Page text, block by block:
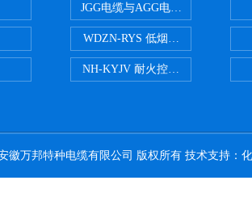
JGG电缆与AGG电缆有什么区别
WDZN-RYS 低烟无卤耐火双绞线
NH-KYJV 耐火控制电缆
徽万邦特种电缆有限公司 版权所有 技术支持：